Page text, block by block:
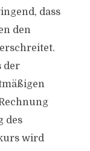
dass
den
der
des
wird